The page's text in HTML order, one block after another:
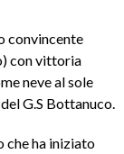
convincente
con vittoria
neve al sole
G.S Bottanuco.
che ha iniziato